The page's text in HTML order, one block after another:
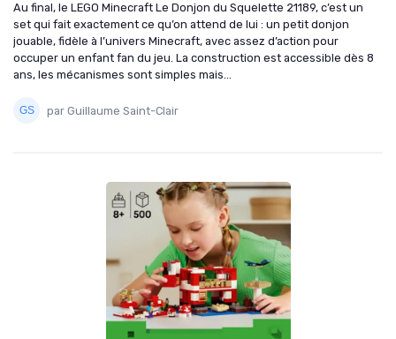
Au final, le LEGO Minecraft Le Donjon du Squelette 21189, c’est un
set qui fait exactement ce qu’on attend de lui : un petit donjon
jouable, fidèle à l’univers Minecraft, avec assez d’action pour
occuper un enfant fan du jeu. La construction est accessible dès 8
ans, les mécanismes sont simples mais...
par Guillaume Saint-Clair